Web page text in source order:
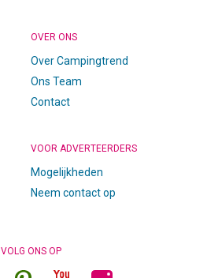
OVER ONS
Over Campingtrend
Ons Team
Contact
VOOR ADVERTEERDERS
Mogelijkheden
Neem contact op
VOLG ONS OP